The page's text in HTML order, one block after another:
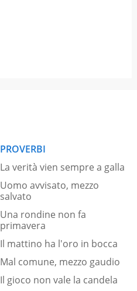
PROVERBI
La verità vien sempre a galla
Uomo avvisato, mezzo
salvato
Una rondine non fa
primavera
Il mattino ha l'oro in bocca
Mal comune, mezzo gaudio
Il gioco non vale la candela